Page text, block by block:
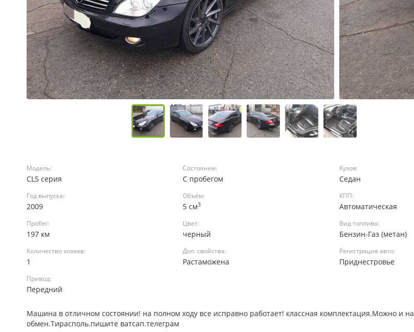
Модель:
CLS серия
Состояние:
С пробегом
Кузов:
Седан
Год выпуска:
2009
Объём:
5 см3
КПП:
Автоматическая
Пробег:
197 км
Цвет:
черный
Вид топлива:
Бензин-Газ (метан)
Количество хозяев:
1
Доп. свойства:
Растаможена
Регистрация авто:
Приднестровье
Привод:
Передний
Машина в отличном состоянии! на полном ходу все исправно работает! классная комплектация.Можно и на
обмен.Тирасполь.пишите ватсап.телеграм